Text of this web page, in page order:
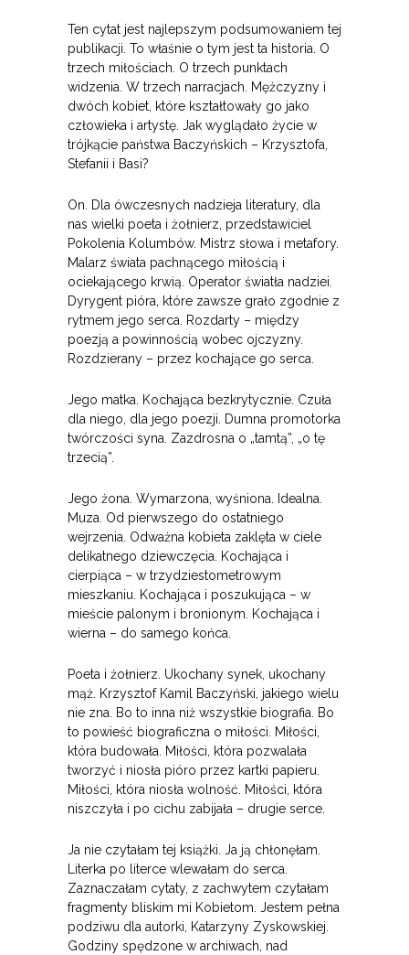
Ten cytat jest najlepszym podsumowaniem tej
publikacji. To właśnie o tym jest ta historia. O
trzech miłościach. O trzech punktach
widzenia. W trzech narracjach. Mężczyzny i
dwóch kobiet, które kształtowały go jako
człowieka i artystę. Jak wyglądało życie w
trójkącie państwa Baczyńskich – Krzysztofa,
Stefanii i Basi?
On. Dla ówczesnych nadzieja literatury, dla
nas wielki poeta i żołnierz, przedstawiciel
Pokolenia Kolumbów. Mistrz słowa i metafory.
Malarz świata pachnącego miłością i
ociekającego krwią. Operator światła nadziei.
Dyrygent pióra, które zawsze grało zgodnie z
rytmem jego serca. Rozdarty – między
poezją a powinnością wobec ojczyzny.
Rozdzierany – przez kochające go serca.
Jego matka. Kochająca bezkrytycznie. Czuła
dla niego, dla jego poezji. Dumna promotorka
twórczości syna. Zazdrosna o „tamtą”, „o tę
trzecią”.
Jego żona. Wymarzona, wyśniona. Idealna.
Muza. Od pierwszego do ostatniego
wejrzenia. Odważna kobieta zaklęta w ciele
delikatnego dziewczęcia. Kochająca i
cierpiąca – w trzydziestometrowym
mieszkaniu. Kochająca i poszukująca – w
mieście palonym i bronionym. Kochająca i
wierna – do samego końca.
Poeta i żołnierz. Ukochany synek, ukochany
mąż. Krzysztof Kamil Baczyński, jakiego wielu
nie zna. Bo to inna niż wszystkie biografia. Bo
to powieść biograficzna o miłości. Miłości,
która budowała. Miłości, która pozwalała
tworzyć i niosła pióro przez kartki papieru.
Miłości, która niosła wolność. Miłości, która
niszczyła i po cichu zabijała – drugie serce.
Ja nie czytałam tej książki. Ja ją chłonęłam.
Literka po literce wlewałam do serca.
Zaznaczałam cytaty, z zachwytem czytałam
fragmenty bliskim mi Kobietom. Jestem pełna
podziwu dla autorki, Katarzyny Zyskowskiej.
Godziny spędzone w archiwach, nad